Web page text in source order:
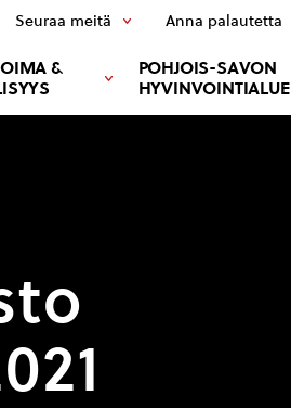
&
POHJOIS-SAVON
HYVINVOINTIALUE
Seuraa meitä Anna palautetta